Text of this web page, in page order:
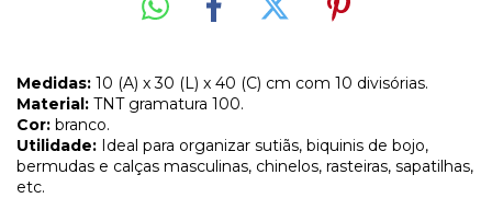
Medidas: 10 (A) x 30 (L) x 40 (C) cm com 10 divisórias.
Material: TNT gramatura 100.
Cor: branco.
Utilidade: Ideal para organizar sutiãs, biquinis de bojo,
bermudas e calças masculinas, chinelos, rasteiras, sapatilhas,
etc.